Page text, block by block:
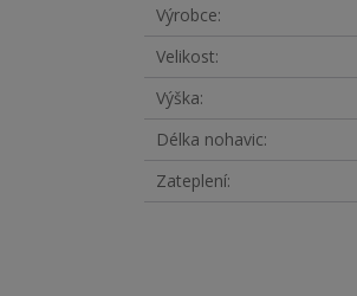
Výrobce
Velikost
Výška
Délka nohavic
Zateplení